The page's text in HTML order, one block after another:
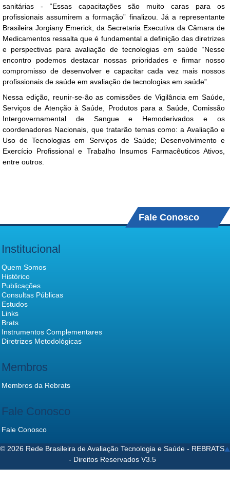
sanitárias - “Essas capacitações são muito caras para os
profissionais assumirem a formação” finalizou. Já a representante
Brasileira Jorgiany Emerick, da Secretaria Executiva da Câmara de
Medicamentos ressalta que é fundamental a definição das diretrizes
e perspectivas para avaliação de tecnologias em saúde “Nesse
encontro podemos destacar nossas prioridades e firmar nosso
compromisso de desenvolver e capacitar cada vez mais nossos
profissionais de saúde em avaliação de tecnologias em saúde”.
Nessa edição, reunir-se-ão as comissões de Vigilância em Saúde,
Serviços de Atenção à Saúde, Produtos para a Saúde, Comissão
Intergovernamental de Sangue e Hemoderivados e os
coordenadores Nacionais, que tratarão temas como: a Avaliação e
Uso de Tecnologias em Serviços de Saúde; Desenvolvimento e
Exercício Profissional e Trabalho Insumos Farmacêuticos Ativos,
entre outros.
Fale Conosco
Institucional
Quem Somos
Histórico
Publicações
Consultas Públicas
Estudos
Links
Brats
Instrumentos Complementares
Diretrizes Metodológicas
Membros
Membros da Rebrats
Fale Conosco
Fale Conosco
© 2026 Rede Brasileira de Avaliação Tecnologia e Saúde - REBRATS
- Direitos Reservados V3.5